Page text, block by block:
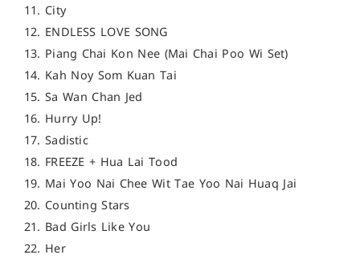
11. City
12. ENDLESS LOVE SONG
13. Piang Chai Kon Nee (Mai Chai Poo Wi Set)
14. Kah Noy Som Kuan Tai
15. Sa Wan Chan Jed
16. Hurry Up!
17. Sadistic
18. FREEZE + Hua Lai Tood
19. Mai Yoo Nai Chee Wit Tae Yoo Nai Huaq Jai
20. Counting Stars
21. Bad Girls Like You
22. Her